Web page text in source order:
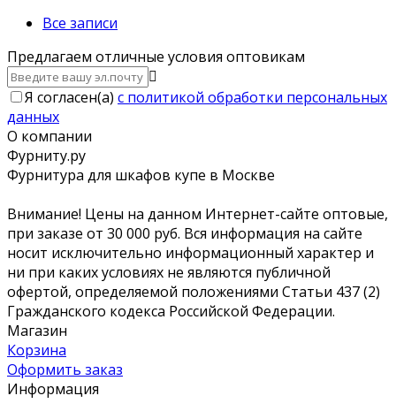
Все записи
Предлагаем отличные условия оптовикам
Я согласен(a) с политикой обработки персональных
данных
О компании
Фурниту.ру
Фурнитура для шкафов купе в Москве
Внимание! Цены на данном Интернет-сайте оптовые,
при заказе от 30 000 руб. Вся информация на сайте
носит исключительно информационный характер и
ни при каких условиях не являются публичной
офертой, определяемой положениями Статьи 437 (2)
Гражданского кодекса Российской Федерации.
Магазин
Корзина
Оформить заказ
Информация